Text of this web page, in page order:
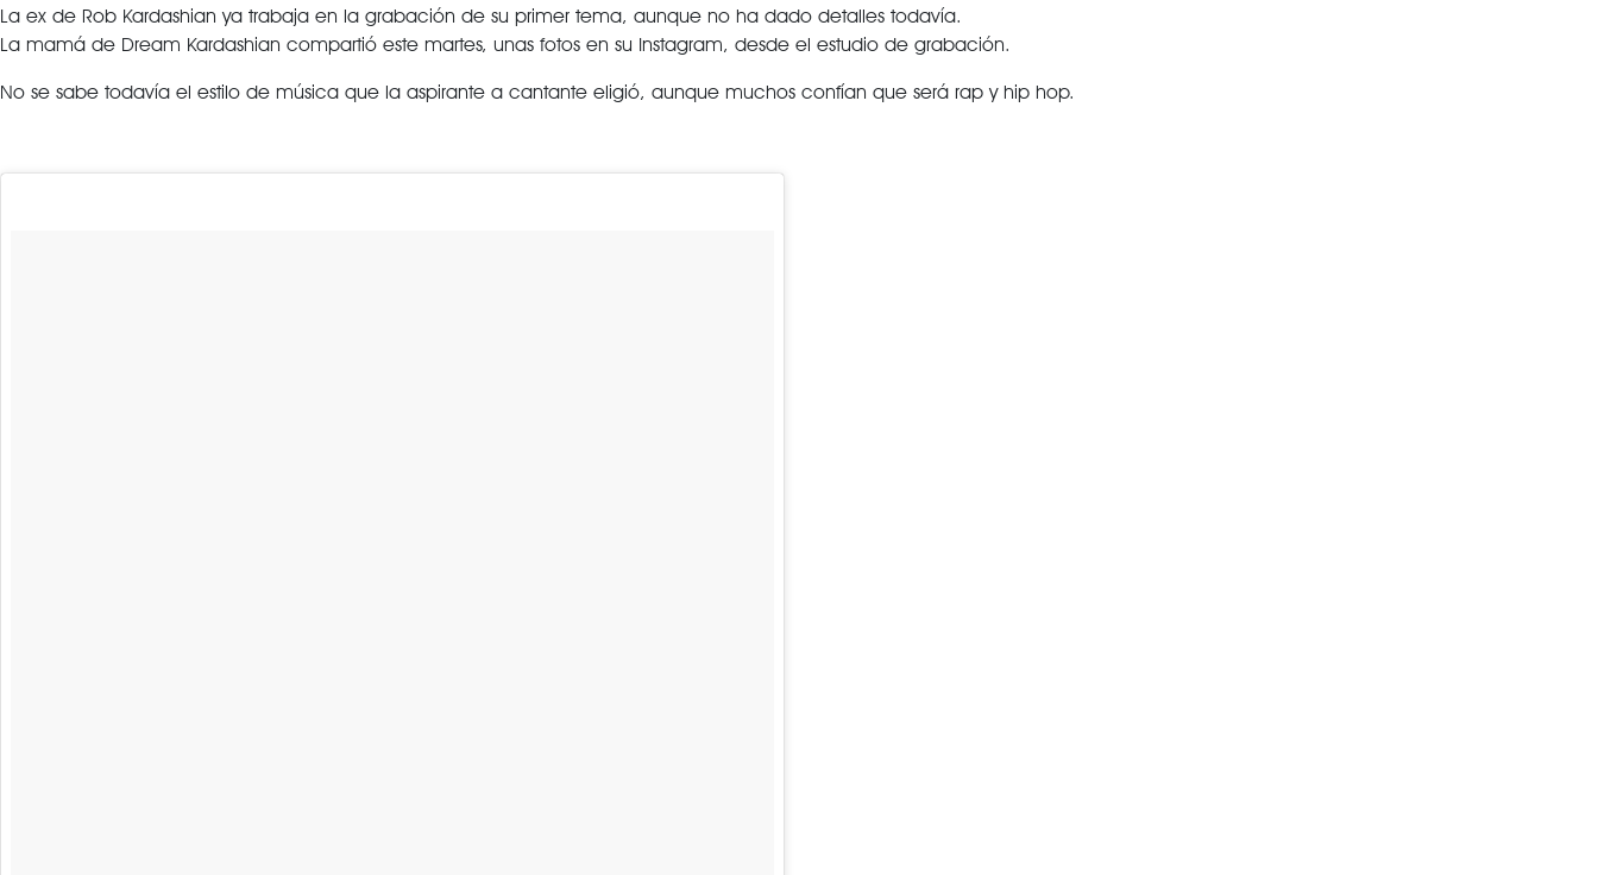
La ex de Rob Kardashian ya trabaja en la grabación de su primer tema, aunque no ha dado detalles todavía.
La mamá de Dream Kardashian compartió este martes, unas fotos en su Instagram, desde el estudio de grabación.
No se sabe todavía el estilo de música que la aspirante a cantante eligió, aunque muchos confían que será rap y hip hop.